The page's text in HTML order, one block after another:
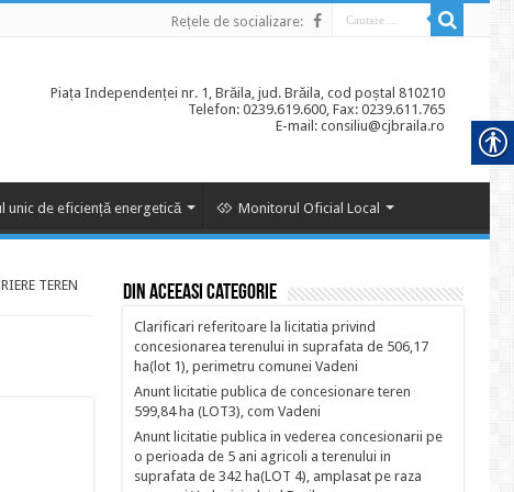
Rețele de socializare:
Piața Independenței nr. 1, Brăila, jud. Brăila, cod poștal 810210
Telefon: 0239.619.600, Fax: 0239.611.765
E-mail: consiliu@cjbraila.ro
unic de eficiență energetică Monitorul Oficial Local
TEREN
Din aceeasi categorie
Clarificari referitoare la licitatia privind
concesionarea terenului in suprafata de 506,17
ha(lot 1), perimetru comunei Vadeni
Anunt licitatie publica de concesionare teren
599,84 ha (LOT3), com Vadeni
Anunt licitatie publica in vederea concesionarii pe
o perioada de 5 ani agricoli a terenului in
suprafata de 342 ha(LOT 4), amplasat pe raza